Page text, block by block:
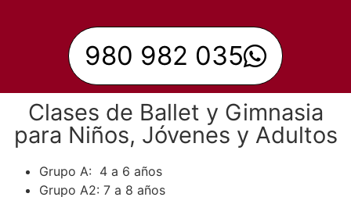
980 982 035
Clases de Ballet y Gimnasia
para Niños, Jóvenes y Adultos
Grupo A: 4 a 6 años
Grupo A2: 7 a 8 años